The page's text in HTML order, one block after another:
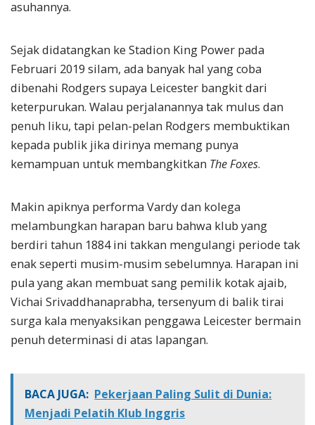
asuhannya.
Sejak didatangkan ke Stadion King Power pada
Februari 2019 silam, ada banyak hal yang coba
dibenahi Rodgers supaya Leicester bangkit dari
keterpurukan. Walau perjalanannya tak mulus dan
penuh liku, tapi pelan-pelan Rodgers membuktikan
kepada publik jika dirinya memang punya
kemampuan untuk membangkitkan The Foxes.
Makin apiknya performa Vardy dan kolega
melambungkan harapan baru bahwa klub yang
berdiri tahun 1884 ini takkan mengulangi periode tak
enak seperti musim-musim sebelumnya. Harapan ini
pula yang akan membuat sang pemilik kotak ajaib,
Vichai Srivaddhanaprabha, tersenyum di balik tirai
surga kala menyaksikan penggawa Leicester bermain
penuh determinasi di atas lapangan.
BACA JUGA: Pekerjaan Paling Sulit di Dunia:
Menjadi Pelatih Klub Inggris